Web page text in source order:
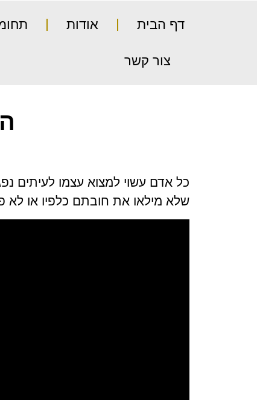
דף הבית אודות
צור קשר
כל אדם עשוי למצוא עצמו לעיתים
שלא מילאו את חובתם כלפיו או לא